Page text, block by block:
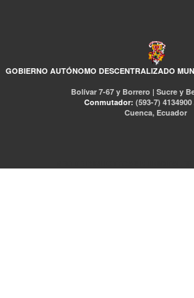
GOBIERNO AUTÓNOMO DESCENTRALIZADO
Bolívar 7-67 y Borrero | Sucre y
Conmutador: (593-7) 4134900
Cuenca, Ecuador